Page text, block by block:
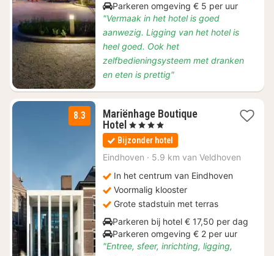
Parkeren omgeving € 5 per uur
"Vermaak in het hotel is goed
aanwezig. Ligging van het hotel is
heel goed. Ook het
zelfbedieningsysteem met dranken
en eten is prettig"
8.3
Mariënhage Boutique
Hotel 1
nacht
vanaf
€
, 4 Sterren
Bijzonder hotel
Eindhoven · 5.9 km van Veldhoven
In het centrum van Eindhoven
Voormalig klooster
Grote stadstuin met terras
Parkeren bij hotel € 17,50 per dag
Parkeren omgeving € 2 per uur
"Entree, sfeer, inrichting, ligging,